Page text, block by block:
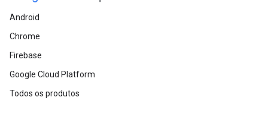
Android
Chrome
Firebase
Google Cloud Platform
Todos os produtos